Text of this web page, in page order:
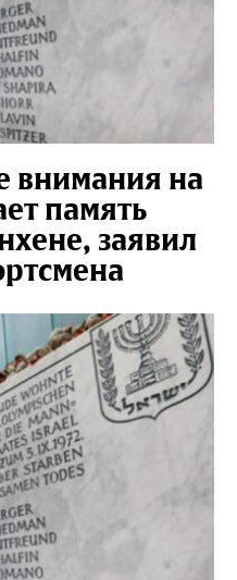
внимания на
память
заявил